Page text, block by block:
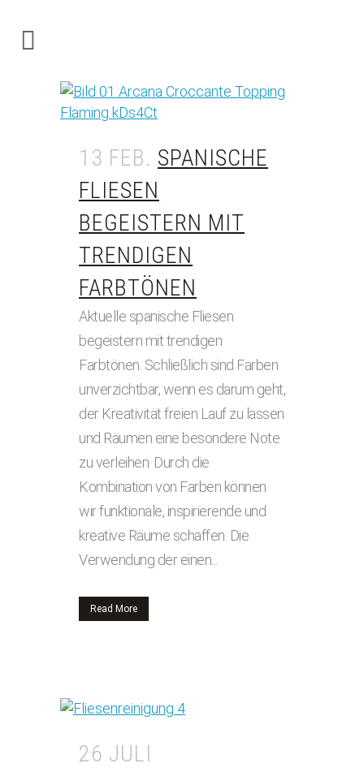
13 FEB. SPANISCHE
FLIESEN
BEGEISTERN MIT
TRENDIGEN
FARBTÖNEN
Aktuelle spanische Fliesen
begeistern mit trendigen
Farbtönen. Schließlich sind Farben
unverzichtbar, wenn es darum geht,
der Kreativität freien Lauf zu lassen
und Räumen eine besondere Note
zu verleihen. Durch die
Kombination von Farben können
wir funktionale, inspirierende und
kreative Räume schaffen. Die
Verwendung der einen...
Read More
26 JULI